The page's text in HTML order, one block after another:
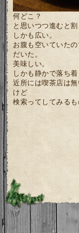
何どこ？
と思いつつ進むと割
しかも広い。
お腹も空いていた
だいた。
美味しい。
しかも静かで落ち
近所には喫茶店は
けど
検索ってしてみるも